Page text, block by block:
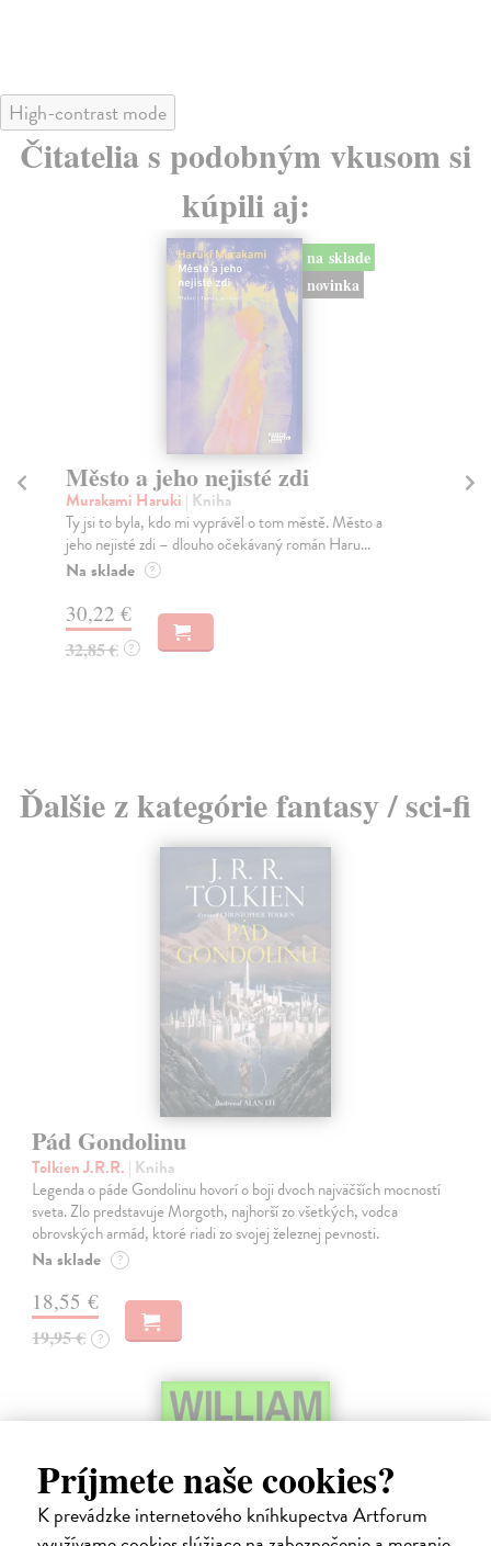
Príjmete naše cookies?
K prevádzke internetového kníhkupectva Artforum
High-contrast mode
Čitatelia s podobným vkusom si
kúpili aj:
na sklade
Sociálne siete musia byť zničené
Marec Samo| Kniha
Sociálne siete nám ubližujú ako jednotlivcom a kazia
medziľudské vzťahy, rozkladajú spoločnosť a def...
Na sklade ?
16,44 €
16,95 € ?
Ďalšie z kategórie fantasy / sci-fi
Pád Gondolinu
Tolkien J.R.R. | Kniha
Legenda o páde Gondolinu hovorí o boji dvoch najväčších mocností
sveta. Zlo predstavuje Morgoth, najhorší zo všetkých, vodca
obrovských armád, ktoré riadi zo svojej železnej pevnosti.
Na sklade ?
18,55 €
19,95 € ?